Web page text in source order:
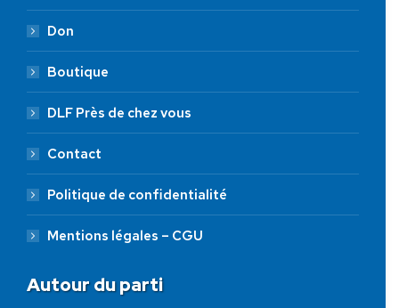
Don
Boutique
DLF Près de chez vous
Contact
Politique de confidentialité
Mentions légales – CGU
Autour du parti